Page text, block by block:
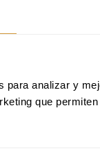
analizar y
que